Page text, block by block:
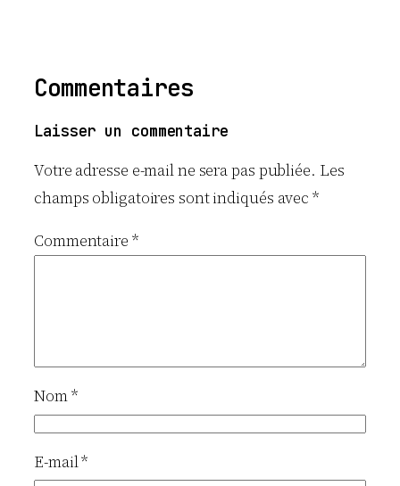
Commentaires
Laisser un commentaire
Votre adresse e-mail ne sera pas publiée. Les
champs obligatoires sont indiqués avec*
Commentaire *
Nom*
E-mail*